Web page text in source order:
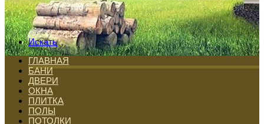
Искать
ГЛАВНАЯ
БАНИ
ДВЕРИ
ОКНА
ПЛИТКА
ПОЛЫ
ПОТОЛКИ